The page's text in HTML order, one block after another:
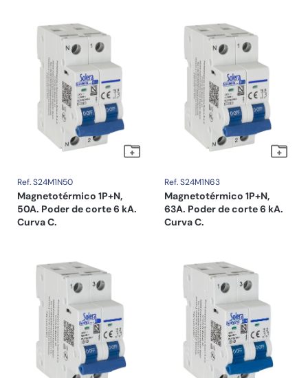
Ref. S24M1N50
Magnetotérmico 1P+N,
50A. Poder de corte 6 kA.
Curva C.
Ref. S24M1N63
Magnetotérmico 1P+N,
63A. Poder de corte 6 kA.
Curva C.